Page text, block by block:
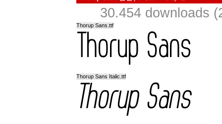
30.454 downloads
Thorup Sans.ttf
Thorup Sans Italic.ttf